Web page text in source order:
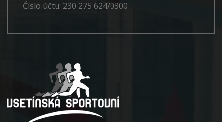
Číslo účtu: 230 275 624/0300